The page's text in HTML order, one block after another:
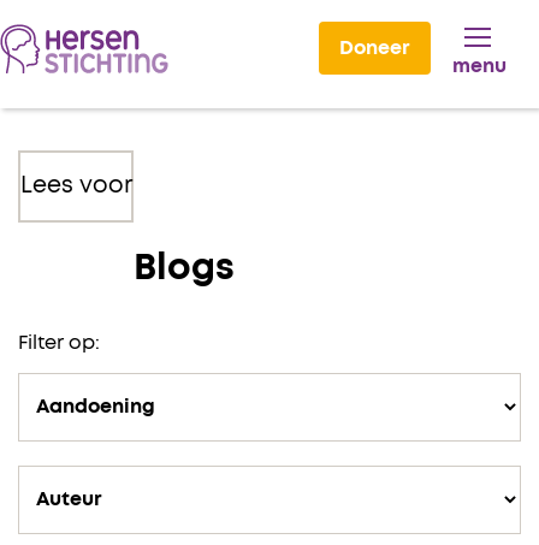
Doneer
menu
Lees voor
Blogs
Filter op: